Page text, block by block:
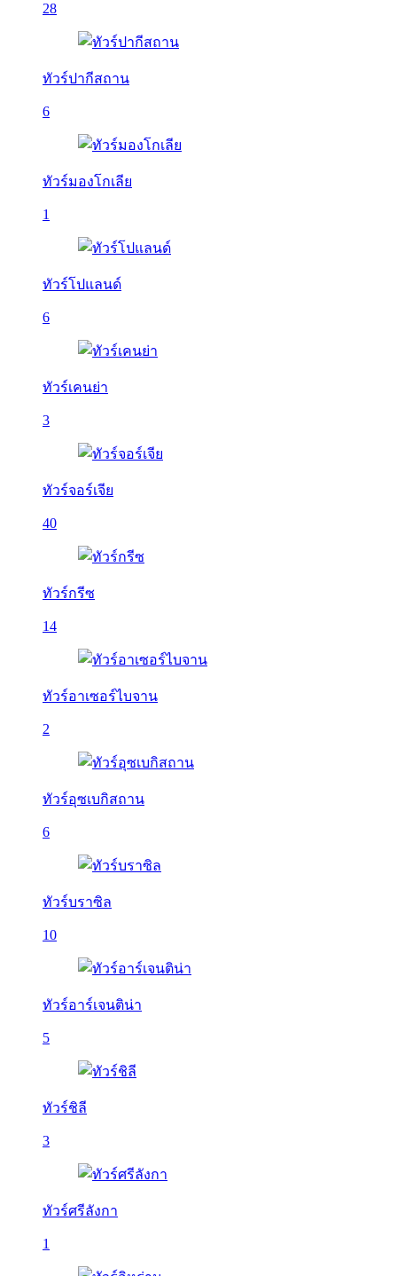
28
ทัวร์ปากีสถาน
6
ทัวร์มองโกเลีย
1
ทัวร์โปแลนด์
6
ทัวร์เคนย่า
3
ทัวร์จอร์เจีย
40
ทัวร์กรีซ
14
ทัวร์อาเซอร์ไบจาน
2
ทัวร์อุซเบกิสถาน
6
ทัวร์บราซิล
10
ทัวร์อาร์เจนติน่า
5
ทัวร์ชิลี
3
ทัวร์ศรีลังกา
1